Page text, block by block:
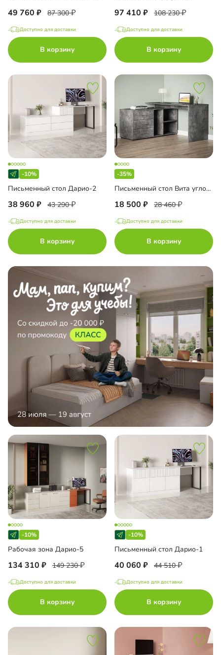
49 760 87 300
Доступно для доставки
В корзину
97 410 108 230
Доступно для доставки
В корзину
-10%
Письменный стол Дарио-2
38 960 43 290
Доступно для доставки
В корзину
-35%
Письменный стол Вита угловой
18 500 28 460
Доступно для доставки
В корзину
-10%
Рабочая зона Дарио-5
134 310 149 230
Доступно для доставки
В корзину
-10%
Письменный стол Дарио-1
40 060 44 510
Доступно для доставки
В корзину